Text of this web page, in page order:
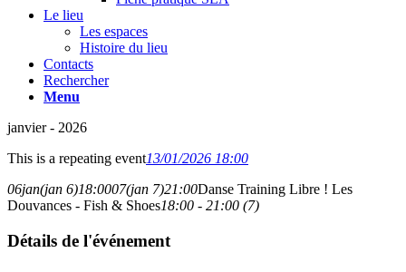
Le lieu
Les espaces
Histoire du lieu
Contacts
Rechercher
Menu
janvier - 2026
This is a repeating event13/01/2026 18:00
06jan(jan 6)18:0007(jan 7)21:00Danse Training Libre ! Les
Douvances - Fish & Shoes18:00 - 21:00 (7)
Détails de l'événement